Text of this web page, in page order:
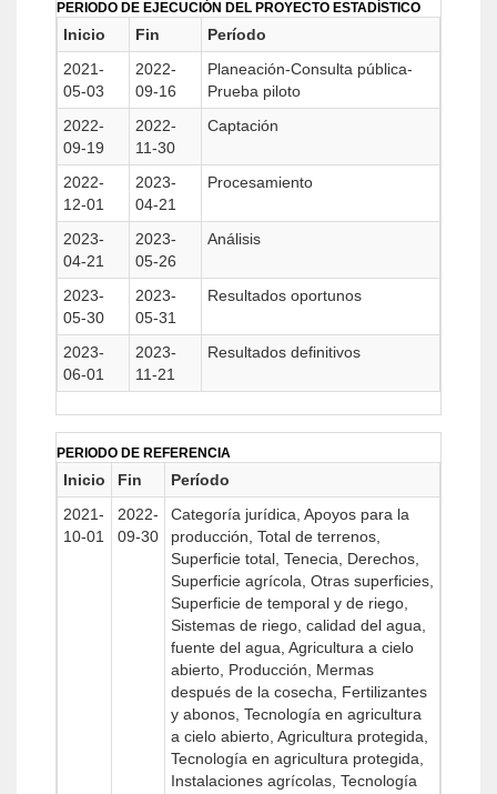
PERIODO DE EJECUCIÓN DEL PROYECTO ESTADÍSTICO
Inicio Fin
Período
2021-
05-03
2022-
09-16
Planeación-Consulta pública-
Prueba piloto
2022-
09-19
2022-
11-30
Captación
2022-
12-01
2023-
04-21
Procesamiento
2023-
04-21
2023-
05-26
Análisis
2023-
05-30
2023-
05-31
Resultados oportunos
2023-
06-01
2023-
11-21
Resultados definitivos
PERIODO DE REFERENCIA
Inicio Fin
Período
2021-
10-01
2022-
09-30
Categoría jurídica, Apoyos para la
producción, Total de terrenos,
Superficie total, Tenecia, Derechos,
Superficie agrícola, Otras superficies,
Superficie de temporal y de riego,
Sistemas de riego, calidad del agua,
fuente del agua, Agricultura a cielo
abierto, Producción, Mermas
después de la cosecha, Fertilizantes
y abonos, Tecnología en agricultura
a cielo abierto, Agricultura protegida,
Tecnología en agricultura protegida,
Instalaciones agrícolas, Tecnología